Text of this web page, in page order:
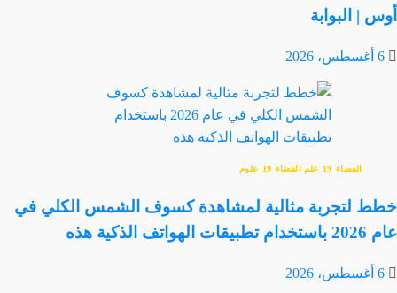
أوس | البوابة
6 أغسطس، 2026
الفضاء علم الفضاء علوم
خطط لتجربة مثالية لمشاهدة كسوف الشمس الكلي في
عام 2026 باستخدام تطبيقات الهواتف الذكية هذه
6 أغسطس، 2026